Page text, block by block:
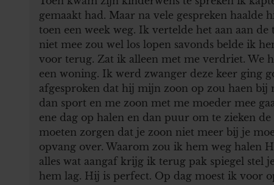
gemaakt had. Maar na vele gespreken haalde
toen een week weg. Ik vertelde het aan aan
niet mee zou wel los lopen savonds belde ik
voor terug. Zat ik alleen met me verdriet. We
een woning. Ik werd zwanger deze keer ging
afgesproken dat hij mijn zoon op zou haen
dan sport en me zoon met me moeder mee
ene dag op halen en dan puur om te zieken
moeten zorgen dat je zoon niet meer bij je
opvang over. Waarom zou ik hem weg halen
alles wat aangaf krijg ik terug pak spiegel stel
hem lag. Hij is perfect. Op dag moest ik voor